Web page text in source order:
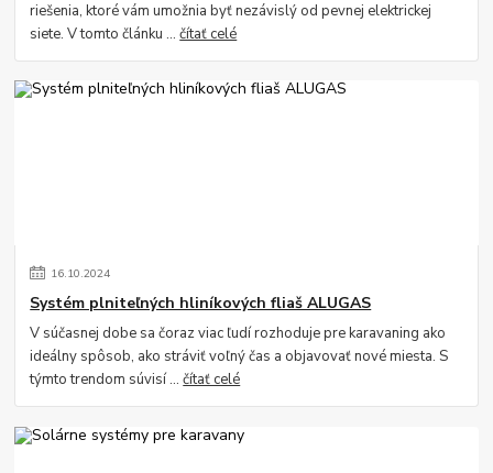
riešenia, ktoré vám umožnia byť nezávislý od pevnej elektrickej
siete. V tomto článku ...čítať celé
16.10.2024
Systém plniteľných hliníkových fliaš ALUGAS
V súčasnej dobe sa čoraz viac ľudí rozhoduje pre karavaning ako
ideálny spôsob, ako stráviť voľný čas a objavovať nové miesta. S
týmto trendom súvisí ...čítať celé